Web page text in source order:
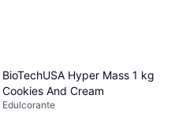
BioTechUSA Hyper Mass 1 kg
Cookies And Cream
Edulcorante